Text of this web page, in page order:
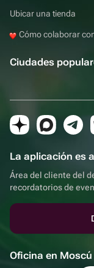
Ubicar una tienda
Cómo colaborar
Ciudades
La aplicación es
Área del cliente del
recordatorios de
Oficina en Moscú